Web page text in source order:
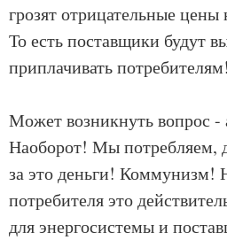
грозят отрицательные цены
То есть поставщики будут
приплачивать потребителям!
Может возникнуть вопрос -
Наоборот! Мы потребляем,
за это деньги! Коммунизм!
потребителя это
для энергосистемы и